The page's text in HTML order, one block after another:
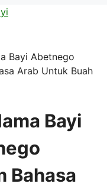
Bayi
Bahasa